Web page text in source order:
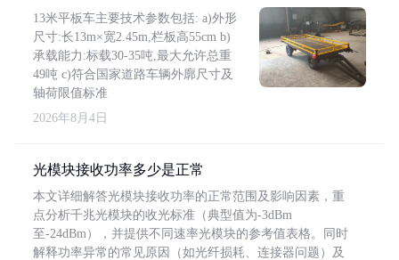
13米平板车主要技术参数包括: a)外形
尺寸:长13m×宽2.45m,栏板高55cm b)
承载能力:标载30-35吨,最大允许总重
49吨 c)符合国家道路车辆外廓尺寸及
轴荷限值标准
2026年8月4日
光模块接收功率多少是正常
本文详细解答光模块接收功率的正常范围及影响因素，重
点分析千兆光模块的收光标准（典型值为-3dBm
至-24dBm），并提供不同速率光模块的参考值表格。同时
解释功率异常的常见原因（如光纤损耗、连接器问题）及